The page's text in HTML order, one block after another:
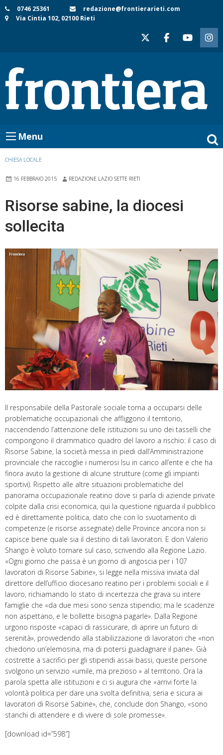
Skip
to
0746 25361
redazione@frontierarieti.com
Via Cintia 102, 02100 Rieti
Menu
CHIESA LOCALE
16 FEBBRAIO 2015 REDAZIONE LAZIO SETTE RIETI
Risorse sabine, la diocesi
sollecita
Il responsabile della Pastorale sociale torna a occuparsi delle
problematiche occupazionali che affliggono il territorio,
riaccendendo l’attenzione delle istituzioni su uno dei tasselli che
compongono il drammatico quadro del lavoro a rischio: il caso di
Risorse Sabine, la società messa in piedi dall’Amministrazione
provinciale che raccoglie i numerosi lsu in carico all’ente e che ha
finora avuto la gestione di alcune strutture (come gli impianti
sportivi). Rispetto alle altre situazioni problematiche del
panorama occupazionale reatino dove si parla di aziende private
colpite dalla crisi economica, qui la questione riguarda il pubblico
ed è direttamente politica, dato che con lo svuotamento di
competenze (e risorse assegnate) delle Province ancora non si
capisce bene quale sia il destino di tali lavoratori. E don Valerio
Shango è voluto tornare sul caso, scrivendo alla Regione Lazio.
«Ogni giorno che passa è un giorno di angoscia per i 107
lavoratori di Risorse Sabine», si legge nella missiva inviata dal
direttore dell’ufficio diocesano reatino per i problemi sociali e il
lavoro, richiamando lo stato di incertezza che grava su intere
famiglie che «da due mesi sono senza stipendio; ma le scadenze
non aspettano, e le bollette bisogna pagarle». Dalla Regione
urgono risposte «capaci di rassicurare, di aprire un futuro di
serenità», provvedendo alla stabilizzazione di lavoratori che «non
chiedono un’elemosina, ma di potersi guadagnare il pane». Già
costrette a sacrifici per gli stipendi assai bassi, queste persone
svolgono un servizio «umile, ma prezioso » al territorio. Ora la
parola spetta alle istituzioni e ci si augura che «arrivi forte la
volontà politica per dare una svolta definitiva, seria e sicura ai
lavoratori di Risorse Sabine», che, conclude don Shango, «sono
stanchi di attendere e di vivere di sole promesse».
[download id=”598″]